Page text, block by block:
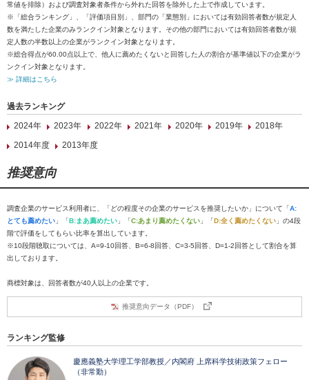
常値を排除）および調査対象者条件から外れた回答を除外した上で作成しています。
※「総合ランキング」、「評価項目別」、部門の「業態別」においては有効回答者数が規定人
数を満たした企業のみランクイン対象となります。その他の部門においては有効回答者数が規
定人数の半数以上の企業がランクイン対象となります。
※総合得点が60.00点以上で、他人に薦めたくないと回答した人の割合が基準値以下の企業がラ
ンクイン対象となります。
≫ 詳細はこちら
過去ランキング
2024年
2023年 2022年 2021年 2020年 2019年
2018年
2014年度
2013年度
推奨意向
調査企業のサービス利用者に、「どの程度その企業のサービスを推奨したいか」について「A:
とても薦めたい 」「B:まあ薦めたい 」「C:あまり薦めたくない 」「D:全く薦めたくない 」の4段
階で評価をしてもらい比率を算出しています。
※10段階聴取については、A=9-10回答、B=6-8回答、C=3-5回答、D=1-2回答として割合を算
出しております。
商標対象は、回答者数が40人以上の企業です。
推奨意向データ（PDF）
ランキング監修
慶應義塾大学理工学部教授／内閣府 上席科学技術政策フェロー
（非常勤）